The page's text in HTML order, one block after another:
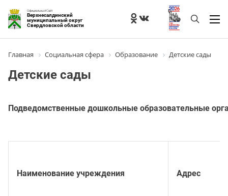
Официальный Сайт
Верхнесалдинский
муниципальный округ
Свердловской области
Главная Социальная сфера Образование Детские сады
Детские сады
Подведомственные дошкольные образовательные
Наименование учреждения Адрес